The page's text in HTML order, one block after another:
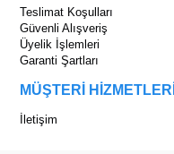
Teslimat Koşulları
Güvenli Alışveriş
Üyelik İşlemleri
Garanti Şartları
MÜŞTERİ HİZMETLERİ
İletişim